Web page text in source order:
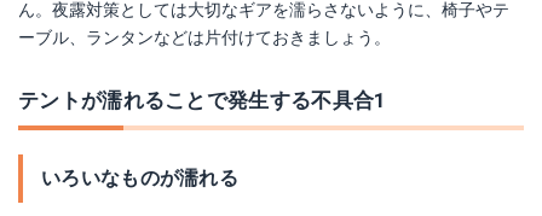
ん。夜露対策としては大切なギアを濡らさないように、椅子やテ
ーブル、ランタンなどは片付けておきましょう。
テントが濡れることで発生する不具合1
いろいなものが濡れる